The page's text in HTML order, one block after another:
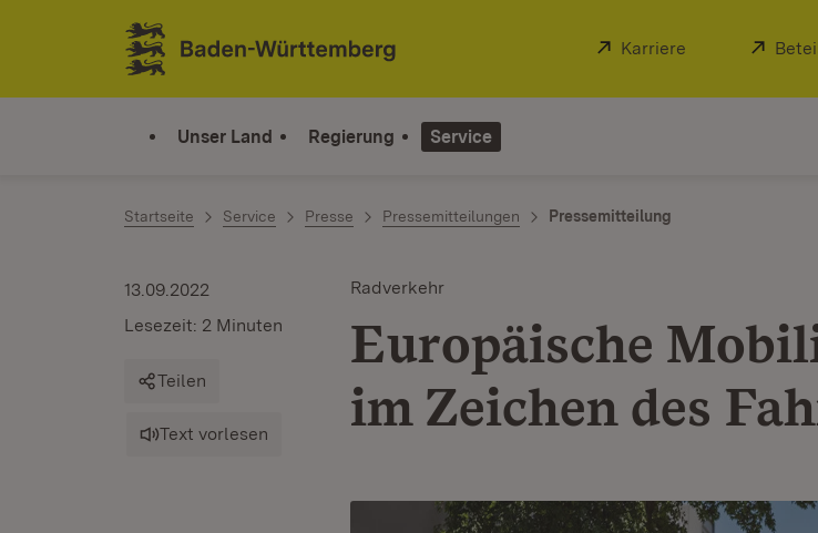
Zum Inhalt springen
Link zur Startseite
Extern:
Karriere (Öffnet in
Unser Land Regierung Service
Startseite Service Presse Pressemitteilungen Pressemitteilung
Radverkehr
Europäische
im Zeichen des
13.09.2022
Lesezeit: 2 Minuten
Teilen
Text vorlesen